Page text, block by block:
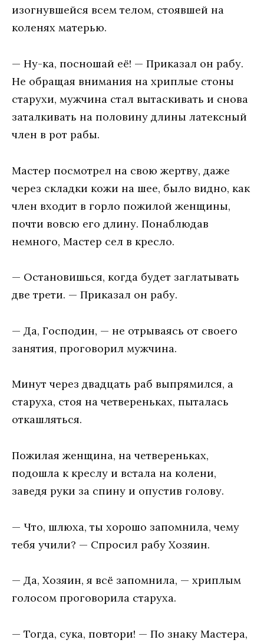
изогнувшейся всем телом, стоявшей на
коленях матерью.
— Ну-ка, посношай её! — Приказал он рабу.
Не обращая внимания на хриплые стоны
старухи, мужчина стал вытаскивать и снова
заталкивать на половину длины латексный
член в рот рабы.
Мастер посмотрел на свою жертву, даже
через складки кожи на шее, было видно, как
член входит в горло пожилой женщины,
почти вовсю его длину. Понаблюдав
немного, Мастер сел в кресло.
— Остановишься, когда будет заглатывать
две трети. — Приказал он рабу.
— Да, Господин, — не отрываясь от своего
занятия, проговорил мужчина.
Минут через двадцать раб выпрямился, а
старуха, стоя на четвереньках, пыталась
откашляться.
Пожилая женщина, на четвереньках,
подошла к креслу и встала на колени,
заведя руки за спину и опустив голову.
— Что, шлюха, ты хорошо запомнила, чему
тебя учили? — Спросил рабу Хозяин.
— Да, Хозяин, я всё запомнила, — хриплым
голосом проговорила старуха.
— Тогда, сука, повтори! — По знаку Мастера,